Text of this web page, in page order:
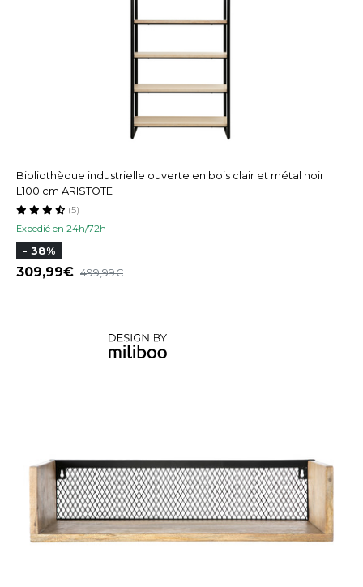
Bibliothèque industrielle ouverte en bois clair et métal noir
L100 cm ARISTOTE
Expedié en 24h/72h
(5)
- 38%
309,99 499,99